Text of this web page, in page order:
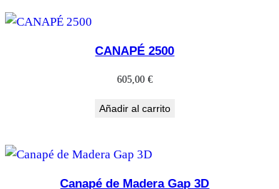
CANAPÉ 2500
605,00 €
Añadir al carrito
Canapé de Madera Gap 3D